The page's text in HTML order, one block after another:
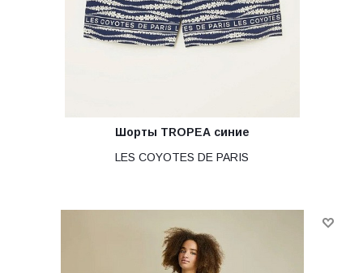
Шорты TROPEA синие
LES COYOTES DE PARIS